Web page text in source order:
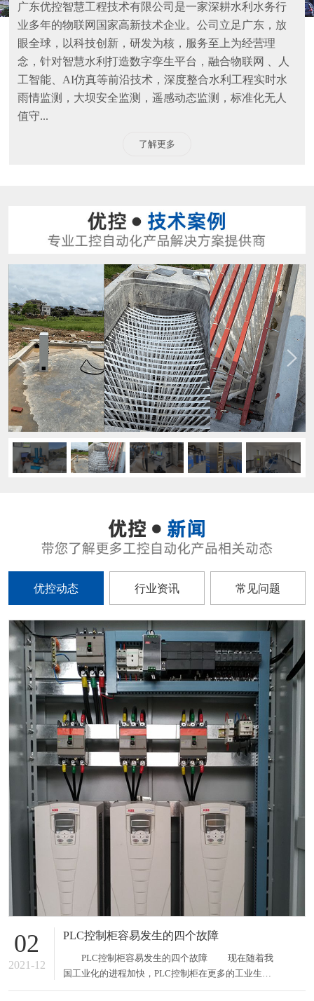
广东优控智慧工程技术有限公司是一家深耕水利水务行
业多年的物联网国家高新技术企业。公司立足广东，放
眼全球，以科技创新，研发为核，服务至上为经营理
念，针对智慧水利打造数字孪生平台，融合物联网 、人
工智能、AI仿真等前沿技术，深度整合水利工程实时水
雨情监测，大坝安全监测，遥感动态监测，标准化无人
值守...
了解更多
优控动态 行业资讯 常见问题
02
2021-12
PLC控制柜容易发生的四个故障
PLC控制柜容易发生的四个故障 现在随着我
国工业化的进程加快，PLC控制柜在更多的工业生产
中得到了广泛的应用，这给我们的生产生活带来了很